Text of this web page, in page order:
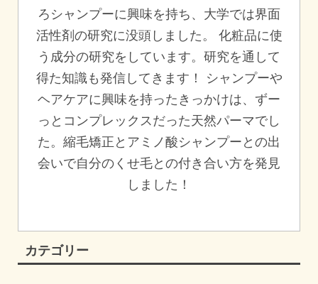
ろシャンプーに興味を持ち、大学では界面
活性剤の研究に没頭しました。 化粧品に使
う成分の研究をしています。研究を通して
得た知識も発信してきます！ シャンプーや
ヘアケアに興味を持ったきっかけは、ずー
っとコンプレックスだった天然パーマでし
た。縮毛矯正とアミノ酸シャンプーとの出
会いで自分のくせ毛との付き合い方を発見
しました！
カテゴリー